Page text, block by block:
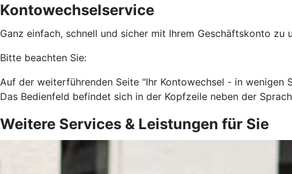
Kontowechselservice
Ganz einfach, schnell und sicher mit Ihrem Geschäftskonto zu
Bitte beachten Sie:
Auf der weiterführenden Seite "Ihr Kontowechsel - in
Das Bedienfeld befindet sich in der Kopfzeile neben der
Weitere Services & Leistungen für Sie